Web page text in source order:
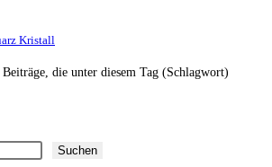
Kristall
die unter diesem Tag (Schlagwort)
Suchen